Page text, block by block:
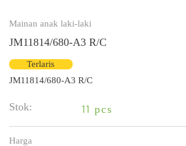
Mainan anak laki-laki
JM11814/680-A3 R/C
Terlaris
JM11814/680-A3 R/C
Stok: 11 pcs
Harga